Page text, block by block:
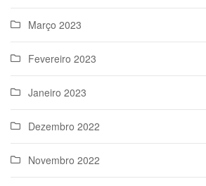
Março 2023
Fevereiro 2023
Janeiro 2023
Dezembro 2022
Novembro 2022